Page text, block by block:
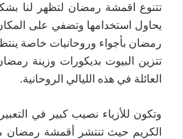
تتنوع اقمشة رمضان لتظهر لنا
يحاول استخدامها وتضفي على
رمضان بأجواء وروحانيات خاصة
تتزين البيوت بديكورات وزينة
العائلة في هذه الليالي الروحانية.
وتكون للأزياء نصيب كبير في
الكريم حيث تنتشر أقمشة رمضان